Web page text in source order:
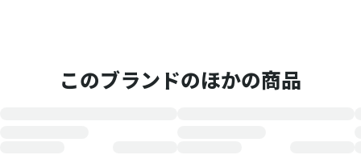
このブランドのほかの商品